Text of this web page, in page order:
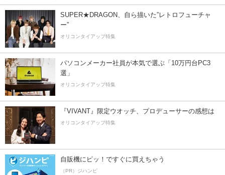
SUPER★DRAGON、自ら描いた”レトロフューチャ
ー”
オリコンタイアップ特集
パソコンメーカー社員が本気で選ぶ「10万円台PC3
選」
オリコンタイアップ特集
『VIVANT』限定ウオッチ、プロデューサーの感想は
オリコンタイアップ特集
自販機にピッ！ですぐに買えちゃう
（PR）ジハンピ